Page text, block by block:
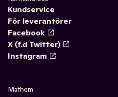
Kundservice
För leverantörer
Facebook
X (f.d Twitter)
Instagram
Mathem